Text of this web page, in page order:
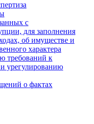
с
для заполнения
об имуществе и
характера
требований к
урегулированию
о фактах